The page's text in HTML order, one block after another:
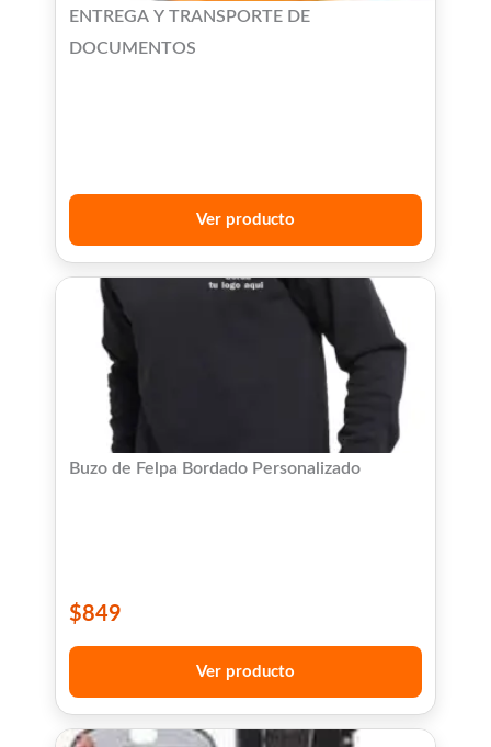
ENTREGA Y TRANSPORTE DE
DOCUMENTOS
Ver producto
Buzo de Felpa Bordado Personalizado
$849
Ver producto